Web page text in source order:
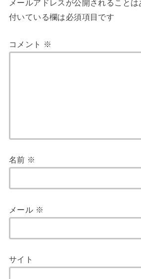
メールアドレスが公開されることは
付いている欄は必須項目です
コメント ※
名前 ※
メール ※
サイト